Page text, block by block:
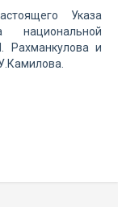
Указа
Рахманкулова и